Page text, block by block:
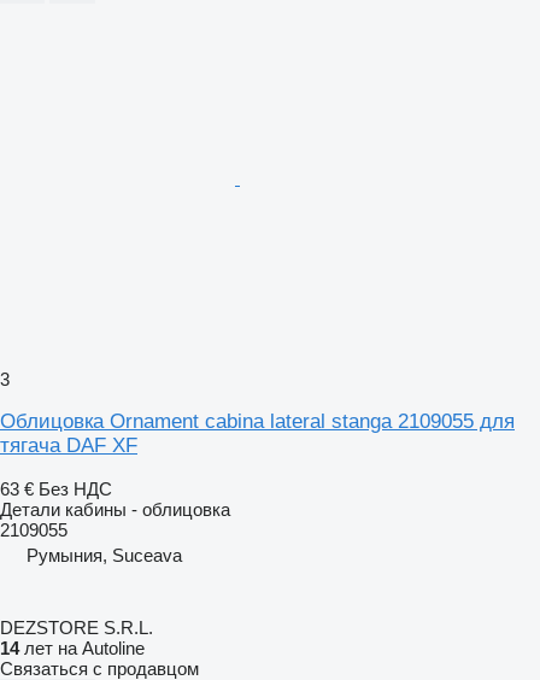
3
Облицовка Ornament cabina lateral stanga 2109055 для
тягача DAF XF
63 € Без НДС
Детали кабины - облицовка
2109055
Румыния, Suceava
DEZSTORE S.R.L.
14лет на Autoline
Связаться с продавцом